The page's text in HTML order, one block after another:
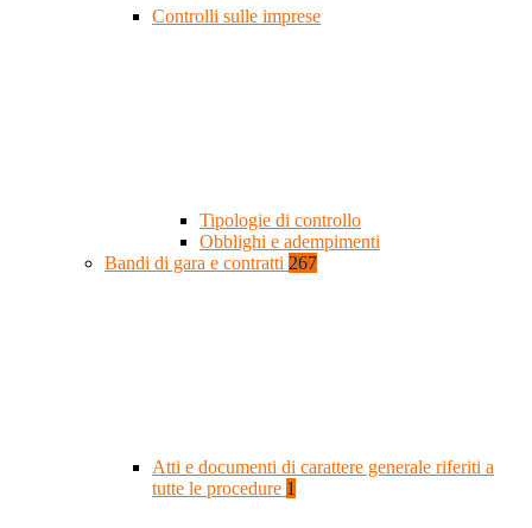
Controlli sulle imprese
Tipologie di controllo
Obblighi e adempimenti
Bandi di gara e contratti 267
Atti e documenti di carattere generale riferiti a
tutte le procedure 1